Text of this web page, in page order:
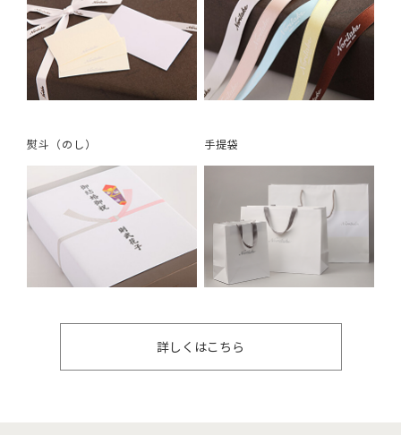
熨斗（のし） 手提袋
詳しくはこちら